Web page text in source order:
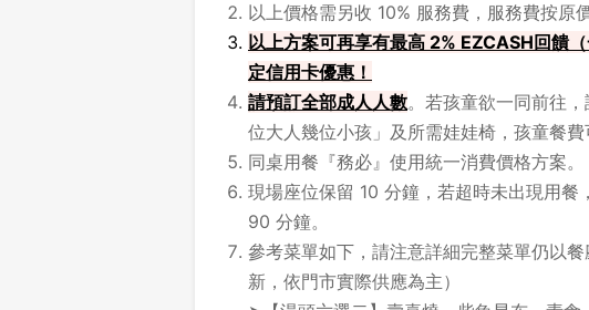
以上價格需另收 10% 服務費，服務費按原
以上方案可再享有最高 2% EZCASH回饋
定信用卡優惠！
請預訂全部成人人數。若孩童欲一同前往
位大人幾位小孩」及所需娃娃椅，孩童餐費
同桌用餐『務必』使用統一消費價格方案。
現場座位保留 10 分鐘，若超時未出現用餐
90 分鐘。
參考菜單如下，請注意詳細完整菜單仍以
新，依門市實際供應為主）